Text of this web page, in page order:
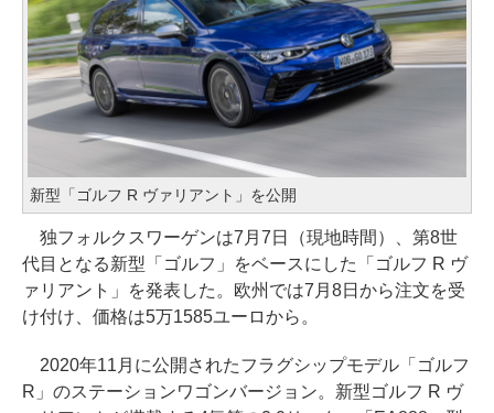
新型「ゴルフ R ヴァリアント」を公開
独フォルクスワーゲンは7月7日（現地時間）、第8世
代目となる新型「ゴルフ」をベースにした「ゴルフ R ヴ
ァリアント」を発表した。欧州では7月8日から注文を受
け付け、価格は5万1585ユーロから。
2020年11月に公開されたフラグシップモデル「ゴルフ
R」のステーションワゴンバージョン。新型ゴルフ R ヴ